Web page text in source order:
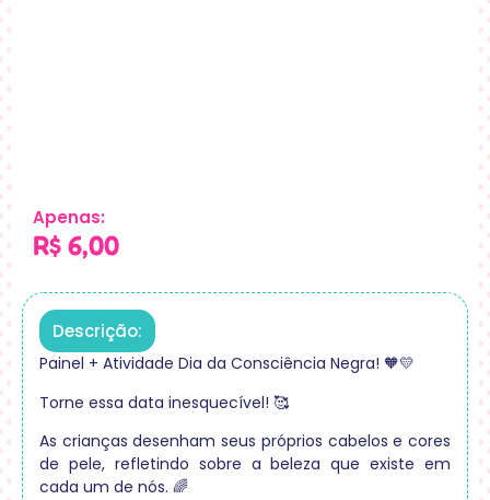
Apenas:
R$ 6,00
Descrição:
Painel + Atividade Dia da Consciência Negra! 🧡💛
Torne essa data inesquecível! 🥰
As crianças desenham seus próprios cabelos e cores
de pele, refletindo sobre a beleza que existe em
cada um de nós. 🌈